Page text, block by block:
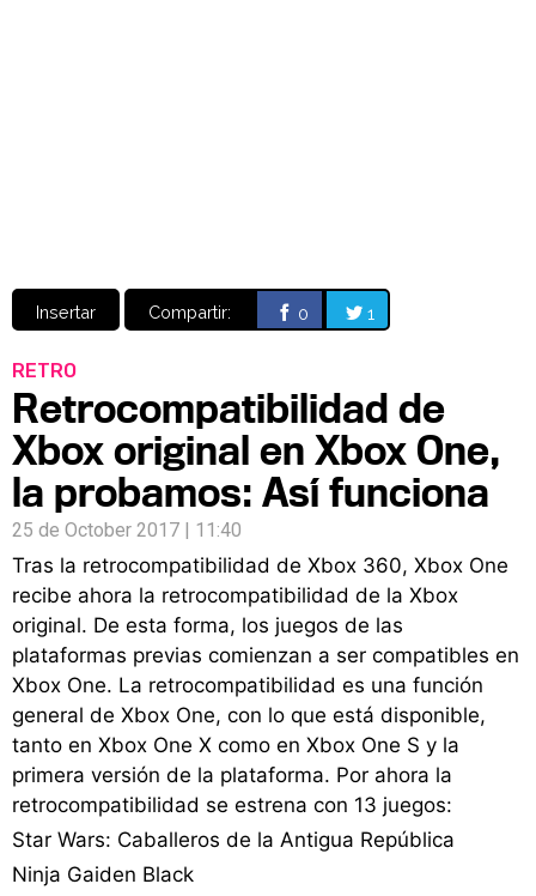
Insertar Compartir: 0 1
RETRO
Retrocompatibilidad de
Xbox original en Xbox One,
la probamos: Así funciona
25 de October 2017 | 11:40
Tras la retrocompatibilidad de Xbox 360, Xbox One
recibe ahora la retrocompatibilidad de la Xbox
original. De esta forma, los juegos de las
plataformas previas comienzan a ser compatibles en
Xbox One. La retrocompatibilidad es una función
general de Xbox One, con lo que está disponible,
tanto en Xbox One X como en Xbox One S y la
primera versión de la plataforma. Por ahora la
retrocompatibilidad se estrena con 13 juegos:
Star Wars: Caballeros de la Antigua República
Ninja Gaiden Black